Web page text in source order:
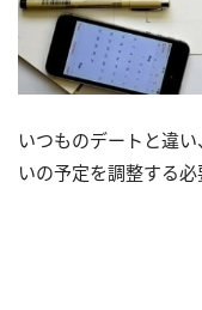
いつものデートと違
いの予定を調整する必